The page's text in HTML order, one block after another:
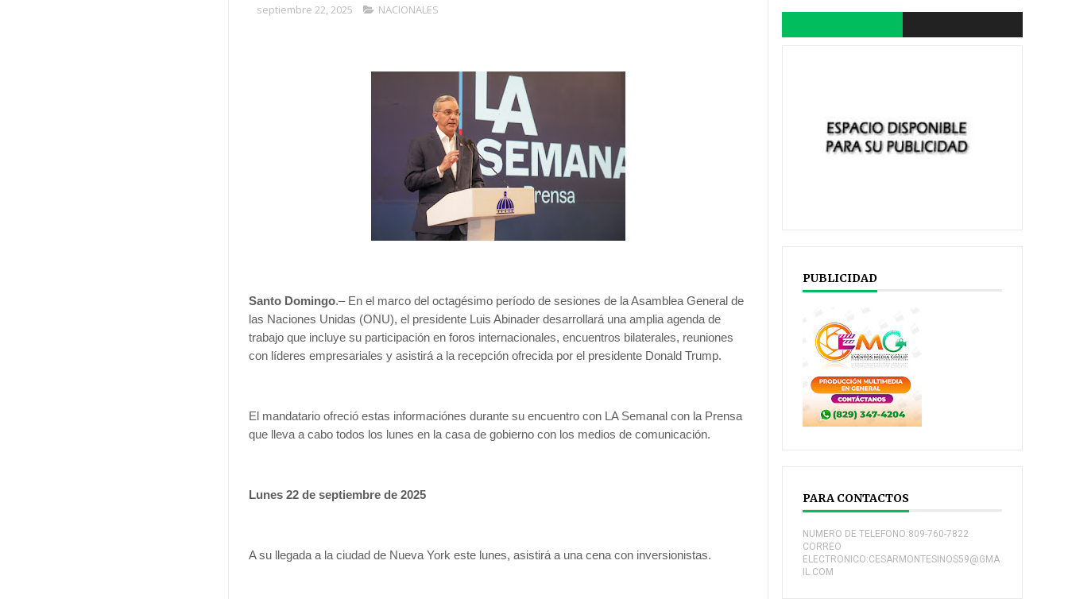
septiembre 22, 2025 NACIONALES
Santo Domingo.– En el marco del octagésimo período de sesiones de la Asamblea General de
las Naciones Unidas (ONU), el presidente Luis Abinader desarrollará una amplia agenda de
trabajo que incluye su participación en foros internacionales, encuentros bilaterales, reuniones
con líderes empresariales y asistirá a la recepción ofrecida por el presidente Donald Trump.
El mandatario ofreció estas informaciónes durante su encuentro con LA Semanal con la Prensa
que lleva a cabo todos los lunes en la casa de gobierno con los medios de comunicación.
Lunes 22 de septiembre de 2025
A su llegada a la ciudad de Nueva York este lunes, asistirá a una cena con inversionistas.
PUBLICIDAD
PARA CONTACTOS
NUMERO DE TELEFONO:809-760-7822
CORREO
ELECTRONICO:CESARMONTESINOS59@GMA
IL.COM